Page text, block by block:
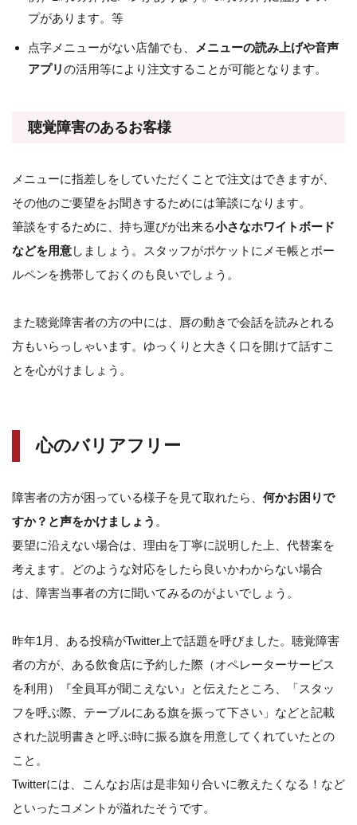
プがあります。等
点字メニューがない店舗でも、
メニューの読み上げや音声
アプリの活用等により注文することが可能となります。
聴覚障害のあるお客様
メニューに指差しをしていただくことで注文はできますが、
その他のご要望をお聞きするためには筆談になります。
筆談をするために、持ち運びが出来る小さなホワイトボード
などを用意しましょう。スタッフがポケットにメモ帳とボー
ルペンを携帯しておくのも良いでしょう。
また聴覚障害者の方の中には、唇の動きで会話を読みとれる
方もいらっしゃいます。ゆっくりと大きく口を開けて話すこ
とを心がけましょう。
心のバリアフリー
障害者の方が困っている様子を見て取れたら、 何かお困りで
すか？と声をかけましょう 。
要望に沿えない場合は、理由を丁寧に説明した上、代替案を
考えます。どのような対応をしたら良いかわからない場合
は、障害当事者の方に聞いてみるのがよいでしょう。
昨年1月、ある投稿がTwitter上で話題を呼びました。聴覚障害
者の方が、ある飲食店に予約した際（オペレーターサービス
を利用）『全員耳が聞こえない』と伝えたところ、「スタッ
フを呼ぶ際、テーブルにある旗を振って下さい」などと記載
された説明書きと呼ぶ時に振る旗を用意してくれていたとの
こと。
Twitterには、こんなお店は是非知り合いに教えたくなる！など
といったコメントが溢れたそうです。